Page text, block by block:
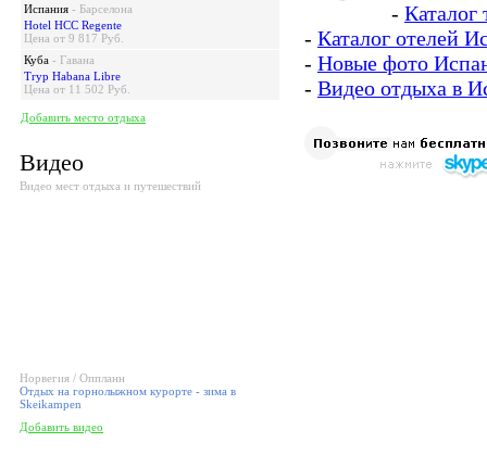
Испания - Барселона
Hotel HCC Regente
Цена от 9 817 Руб.
Куба - Гавана
Tryp Habana Libre
Цена от 11 502 Руб.
Добавить место отдыха
Видео
Видео мест отдыха и путешествий
Норвегия / Оппланн
Отдых на горнолыжном курорте - зима в
Skeikampen
Добавить видео
-
- Каталог отелей
- Новые фото
- Видео отдыха в